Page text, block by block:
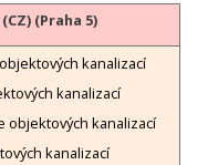
(Praha 5)
kanalizací
kanalizací
objektových kanalizací
kanalizací